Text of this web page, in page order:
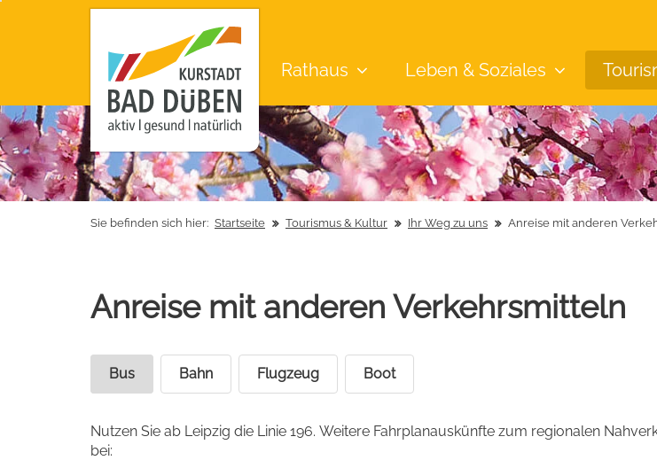
Rathaus Leben &Soziales
Sie befinden sich hier: Startseite Tourismus & Kultur Ihr Weg zu uns Anreise mit anderen
Anreise mit anderen Verkehrsmitteln
Bus Bahn Flugzeug Boot
Nutzen Sie ab Leipzig die Linie 196. Weitere Fahrplanauskünfte zum regionalen
bei: